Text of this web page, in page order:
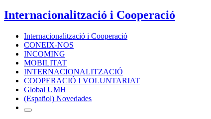
Internacionalització i Cooperació
Internacionalització i Cooperació
CONEIX-NOS
INCOMING
MOBILITAT
INTERNACIONALITZACIÓ
COOPERACIÓ I VOLUNTARIAT
Global UMH
(Español) Novedades